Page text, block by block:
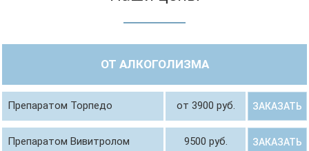
ОТ АЛКОГОЛИЗМА
Препаратом Торпедо от 3900 руб. ЗАКАЗАТЬ
Препаратом Вивитролом 9500 руб. ЗАКАЗАТЬ